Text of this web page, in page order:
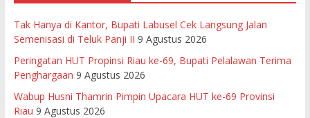
Tak Hanya di Kantor, Bupati Labusel Cek Langsung Jalan
Semenisasi di Teluk Panji II 9 Agustus 2026
Peringatan HUT Propinsi Riau ke-69, Bupati Pelalawan Terima
Penghargaan 9 Agustus 2026
Wabup Husni Thamrin Pimpin Upacara HUT ke-69 Provinsi
Riau 9 Agustus 2026